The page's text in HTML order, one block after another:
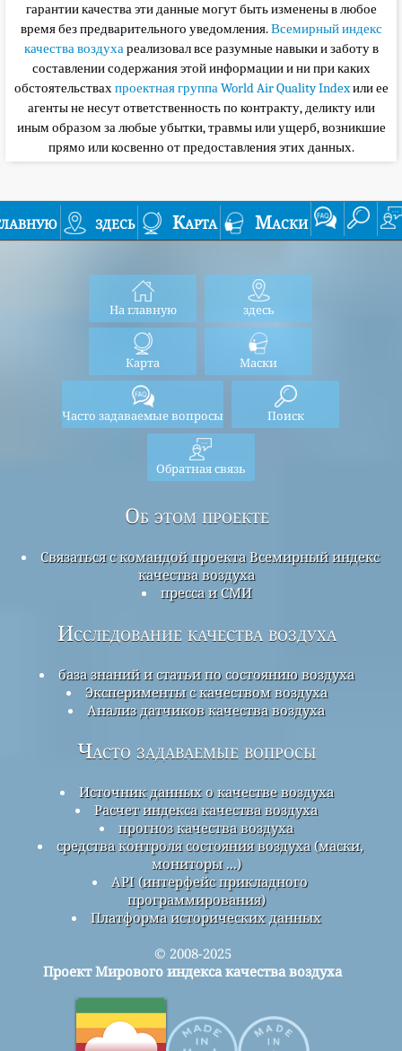
гарантии качества эти данные могут быть изменены в любое
время без предварительного уведомления.Всемирный индекс
качества воздухареализовал все разумные навыки и заботу в
составлении содержания этой информации и ни при каких
обстоятельствахпроектная группа World Air Quality Indexили ее
агенты не несут ответственность по контракту, деликту или
иным образом за любые убытки, травмы или ущерб, возникшие
прямо или косвенно от предоставления этих данных.
здесь Карта Маски
На главную здесь
Карта Маски
Часто задаваемые вопросы Поиск
Обратная связь
Об этом проекте
Связаться с командой проекта Всемирный индекс
качества воздуха
пресса и СМИ
Исследование качества воздуха
база знаний и статьи по состоянию воздуха
Эксперименты с качеством воздуха
Анализ датчиков качества воздуха
Часто задаваемые вопросы
Источник данных о качестве воздуха
Расчет индекса качества воздуха
прогноз качества воздуха
средства контроля состояния воздуха (маски,
мониторы ...)
API (интерфейс прикладного
программирования)
Платформа исторических данных
© 2008-2025
Проект Мирового индекса качества воздуха